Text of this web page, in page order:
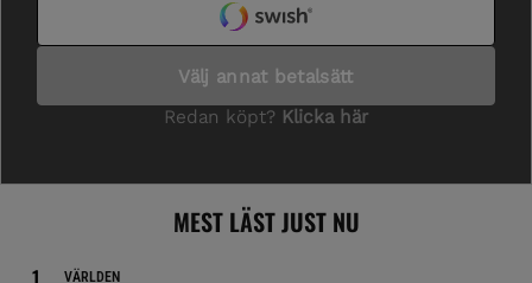
MEST LÄST JUST NU
VÄRLDEN